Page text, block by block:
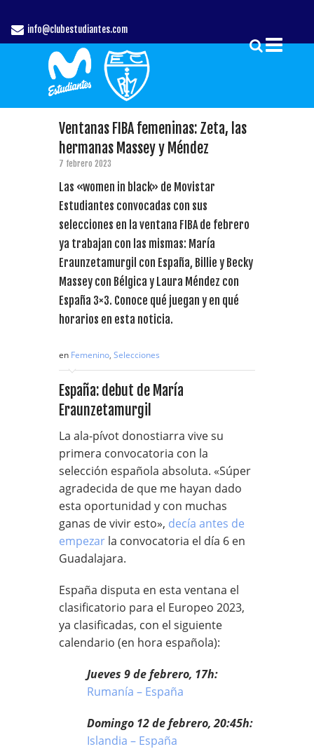
info@clubestudiantes.com
Ventanas FIBA femeninas: Zeta, las
hermanas Massey y Méndez
7 febrero 2023
Las «women in black» de Movistar
Estudiantes convocadas con sus
selecciones en la ventana FIBA de febrero
ya trabajan con las mismas: María
Eraunzetamurgil con España, Billie y Becky
Massey con Bélgica y Laura Méndez con
España 3×3. Conoce qué juegan y en qué
horarios en esta noticia.
en Femenino, Selecciones
España: debut de María
Eraunzetamurgil
La ala-pívot donostiarra vive su
primera convocatoria con la
selección española absoluta. «Súper
agradecida de que me hayan dado
esta oportunidad y con muchas
ganas de vivir esto», decía antes de
empezar la convocatoria el día 6 en
Guadalajara.
España disputa en esta ventana el
clasificatorio para el Europeo 2023,
ya clasificadas, con el siguiente
calendario (en hora española):
Jueves 9 de febrero, 17h:
Rumanía – España
Domingo 12 de febrero, 20:45h:
Islandia – España